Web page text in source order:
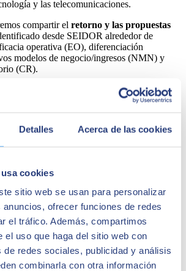
Detalles Acerca de las cookies
cookies
sitio web se usan para personalizar
ofrecer funciones de redes
el tráfico. Además, compartimos
el uso que haga del sitio web con
de redes sociales, publicidad y análisis
combinarla con otra información
y las telecomunicaciones.
compartir el retorno y las propuestas
desde SEIDOR alrededor de
operativa (EO), diferenciación
modelos de negocio/ingresos (NMN) y
(CR).
un proyecto IoT?
denuevos modelos de negocio
del cumplimiento regulatorio
para recibir este contenido grabado que
losbeneficios de un proyecto